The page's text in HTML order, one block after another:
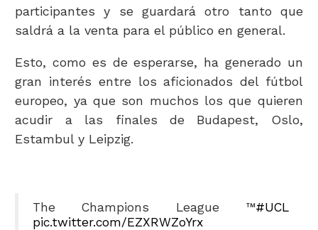
participantes y se guardará otro tanto que
saldrá a la venta para el público en general.
Esto, como es de esperarse, ha generado un
gran interés entre los aficionados del fútbol
europeo, ya que son muchos los que quieren
acudir a las finales de Budapest, Oslo,
Estambul y Leipzig.
The Champions League ™️#UCL
pic.twitter.com/EZXRWZoYrx